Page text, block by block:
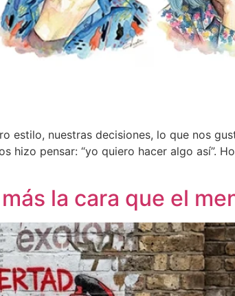
estilo, nuestras decisiones, lo que nos
hizo pensar: “yo quiero hacer algo así”.
la cara que el